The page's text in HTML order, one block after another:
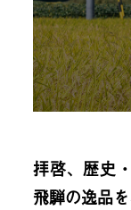
拝啓、歴史
飛騨の逸品